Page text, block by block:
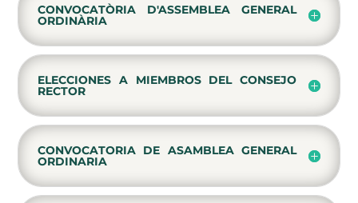
CONVOCATÒRIA D'ASSEMBLEA GENERAL
ORDINÀRIA
ELECCIONES A MIEMBROS DEL CONSEJO
RECTOR
CONVOCATORIA DE ASAMBLEA GENERAL
ORDINARIA